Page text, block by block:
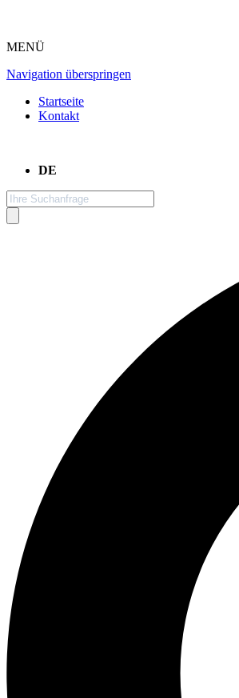
MENÜ
Navigation überspringen
Startseite
Kontakt
DE